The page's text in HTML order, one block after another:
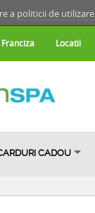
a politicii de
Franciza Locatii
CADOU